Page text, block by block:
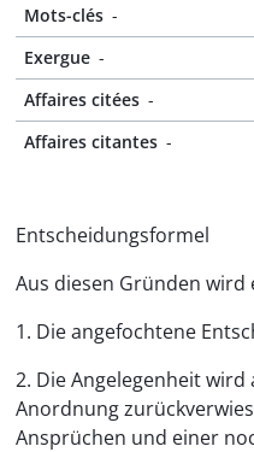
Mots-clés -
Exergue -
Affaires citées -
Affaires citantes -
Entscheidungsformel
Aus diesen Gründen wird
1. Die angefochtene
2. Die Angelegenheit
Anordnung
Ansprüchen und einer